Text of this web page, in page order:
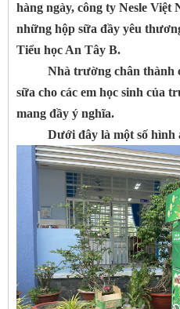
hàng ngày, công ty Nesle Việt
những hộp sữa đầy yêu
Tiểu học An Tây B.
Nhà trường chân thành
sữa cho các em học sinh của
mang đầy ý nghĩa.
Dưới đây là một số hình